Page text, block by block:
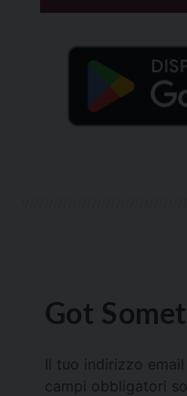
Got
Il tuo indirizzo
campi obbligatori